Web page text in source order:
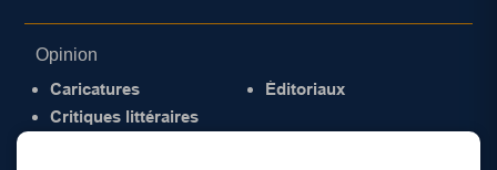
Opinion
Caricatures
Critiques littéraires
Éditoriaux